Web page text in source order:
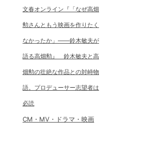
文春オンライン『「なぜ高畑
勲さんともう映画を作りたく
なかったか」――鈴木敏夫が
語る高畑勲』 鈴木敏夫と高
畑勲の壮絶な作品との対峙物
語。プロデューサー志望者は
必読
CM・MV・ドラマ・映画